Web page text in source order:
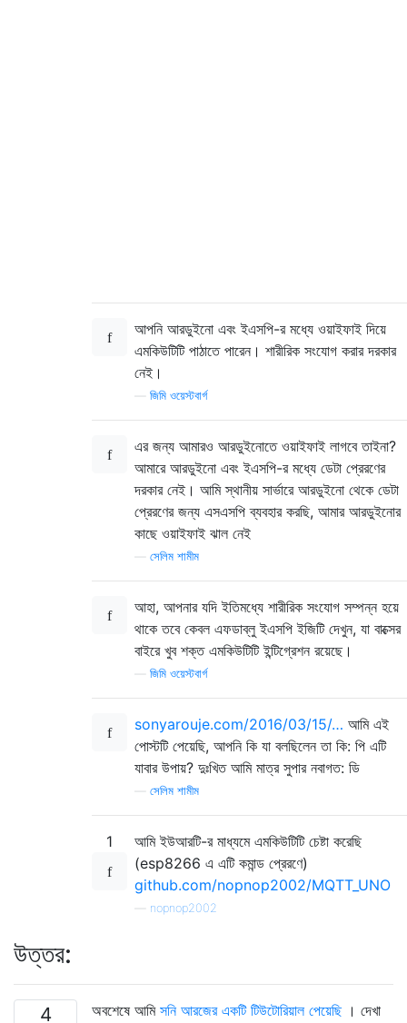
আপনি আরডুইনো এবং ইএসপি-র মধ্যে ওয়াইফাই দিয়ে
এমকিউটিটি পাঠাতে পারেন। শারীরিক সংযোগ করার দরকার
নেই।
জিমি ওয়েস্টবার্গ
এর জন্য আমারও আরডুইনোতে ওয়াইফাই লাগবে তাইনা?
আমারে আরডুইনো এবং ইএসপি-র মধ্যে ডেটা প্রেরণের
দরকার নেই। আমি স্থানীয় সার্ভারে আরডুইনো থেকে ডেটা
প্রেরণের জন্য এসএসপি ব্যবহার করছি, আমার আরডুইনোর
কাছে ওয়াইফাই ঝাল নেই
সেলিম শামীম
আহা, আপনার যদি ইতিমধ্যে শারীরিক সংযোগ সম্পন্ন হয়ে
থাকে তবে কেবল এফডাব্লু ইএসপি ইজিটি দেখুন, যা বাক্সের
বাইরে খুব শক্ত এমকিউটিটি ইন্টিগ্রেশন রয়েছে।
জিমি ওয়েস্টবার্গ
sonyarouje.com/2016/03/15/… আমি এই
পোস্টটি পেয়েছি, আপনি কি যা বলছিলেন তা কি: পি এটি
যাবার উপায়? দুঃখিত আমি মাত্র সুপার নবাগত: ডি
সেলিম শামীম
1
আমি ইউআরটি-র মাধ্যমে এমকিউটিটি চেষ্টা করেছি
(esp8266 এ এটি কমান্ড প্রেরণে)
github.com/nopnop2002/MQTT_UNO
nopnop2002
উত্তর:
4 অবশেষে আমি সনি আরজের একটি টিউটোরিয়াল পেয়েছি। দেখা